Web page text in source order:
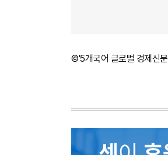
©'5개국어 글로벌 경제신